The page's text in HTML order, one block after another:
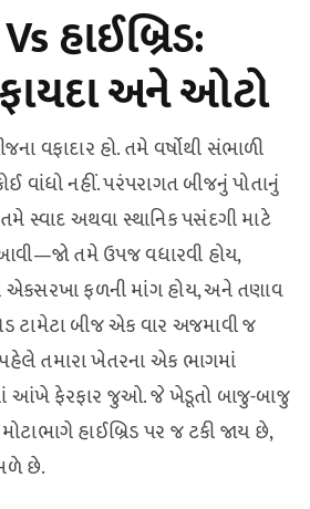
હાઈબ્રિડ:
અને ઓટો
વફાદાર હો. તમે વર્ષોથી સંભાળી
વાંધો નહીં. પરંપરાગત બીજનું પોતાનું
સ્વાદ અથવા સ્થાનિક પસંદગી માટે
તમે ઉપજ વધારવી હોય,
એકસરખા ફળની માંગ હોય, અને તણાવ
ટામેટા બીજ એક વાર અજમાવી જ
તમારા ખેતરના એક ભાગમાં
આંખે ફેરફાર જુઓ. જે ખેડૂતો બાજુ-બાજુ
હાઈબ્રિડ પર જ ટકી જાય છે,
છે.